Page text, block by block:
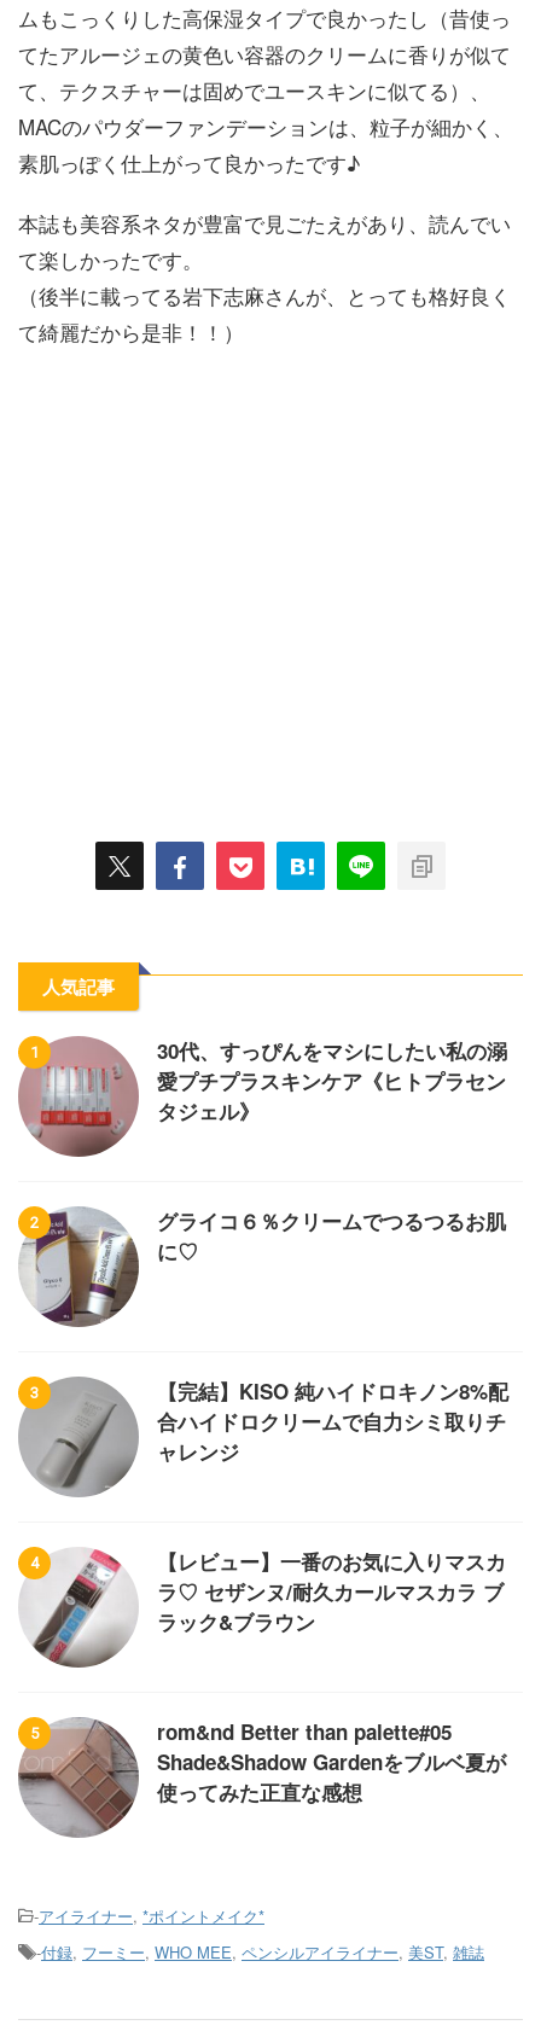
ムもこっくりした高保湿タイプで良かったし（昔使っ
てたアルージェの黄色い容器のクリームに香りが似て
て、テクスチャーは固めでユースキンに似てる）、
MACのパウダーファンデーションは、粒子が細かく、
素肌っぽく仕上がって良かったです♪
本誌も美容系ネタが豊富で見ごたえがあり、読んでい
て楽しかったです。
（後半に載ってる岩下志麻さんが、とっても格好良く
て綺麗だから是非！！）
人気記事
1
30代、すっぴんをマシにしたい私の溺
愛プチプラスキンケア《ヒトプラセン
タジェル》
2
グライコ６％クリームでつるつるお肌
に♡
3
【完結】KISO 純ハイドロキノン8%配
合ハイドロクリームで自力シミ取りチ
ャレンジ
4
【レビュー】一番のお気に入りマスカ
ラ♡ セザンヌ/耐久カールマスカラ ブ
ラック&ブラウン
5
rom&nd Better than palette#05
Shade&Shadow Gardenをブルベ夏が
使ってみた正直な感想
-アイライナー, *ポイントメイク*
-付録, フーミー, WHO MEE, ペンシルアイライナー, 美ST, 雑誌